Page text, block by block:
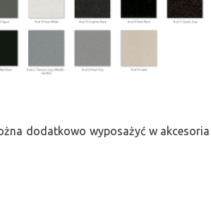
dodatkowo wyposażyć w